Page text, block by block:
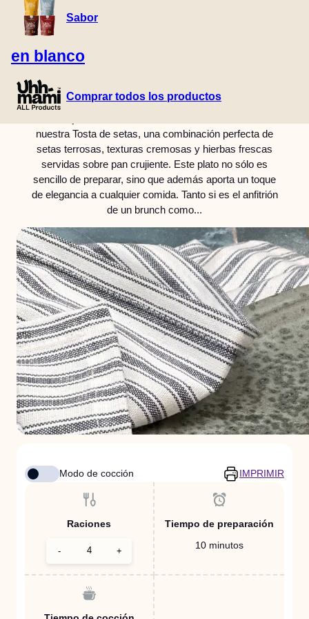
Sabor
en blanco
Comprar todos los productos
Tostada de
champiñones
nuestra Tosta de setas, una combinación perfecta de
setas terrosas, texturas cremosas y hierbas frescas
servidas sobre pan crujiente. Este plato no sólo es
sencillo de preparar, sino que además aporta un toque
de elegancia a cualquier comida. Tanto si es el anfitrión
de un brunch como...
Modo de cocción IMPRIMIR
Raciones
- +
Tiempo de preparación
10 minutos